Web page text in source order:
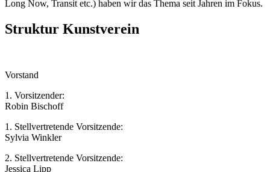
Long Now, Transit etc.) haben wir das Thema seit Jahren im Fokus.
Struktur Kunstverein
Vorstand
1. Vorsitzender:
Robin Bischoff
1. Stellvertretende Vorsitzende:
Sylvia Winkler
2. Stellvertretende Vorsitzende:
Jessica Lipp